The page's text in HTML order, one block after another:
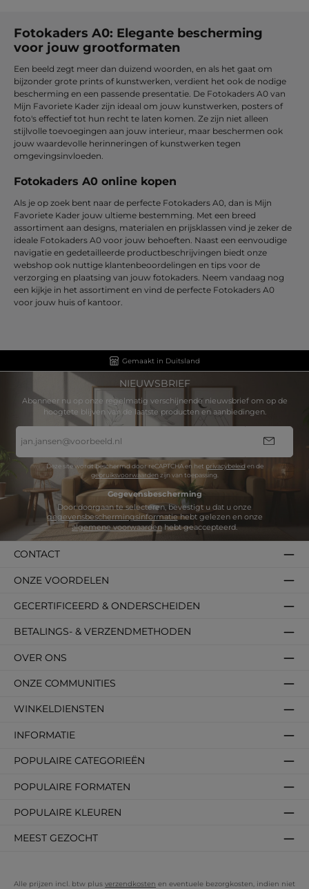
Fotokaders A0: Elegante bescherming
voor jouw grootformaten
Een beeld zegt meer dan duizend woorden, en als het gaat om
bijzonder grote prints of kunstwerken, verdient het ook de nodige
bescherming en een passende presentatie. De Fotokaders A0 van
Mijn Favoriete Kader zijn ideaal om jouw kunstwerken, posters of
foto's effectief tot hun recht te laten komen. Ze zijn niet alleen
stijlvolle toevoegingen aan jouw interieur, maar beschermen ook
jouw waardevolle herinneringen of kunstwerken tegen
omgevingsinvloeden.
Fotokaders A0 online kopen
Als je op zoek bent naar de perfecte Fotokaders A0, dan is Mijn
Favoriete Kader jouw ultieme bestemming. Met een breed
assortiment aan designs, materialen en prijsklassen vind je zeker de
ideale Fotokaders A0 voor jouw behoeften. Naast een eenvoudige
navigatie en gedetailleerde productbeschrijvingen biedt onze
webshop ook nuttige klantenbeoordelingen en tips voor de
verzorging en plaatsing van jouw fotokaders. Neem vandaag nog
een kijkje in het assortiment en vind de perfecte Fotokaders A0
voor jouw huis of kantoor.
Gemaakt in Duitsland
NIEUWSBRIEF
Abonneer nu op onze regelmatig verschijnende nieuwsbrief om op de
hoogtete blijven van de laatste producten en aanbiedingen.
mailadres
*
Deze site wordt beschermd door reCAPTCHA en het privacybeleid en de
gebruiksvoorwaarden zijn van toepassing.
Gegevensbescherming
gegevensbeschermingsinformatie
algemene voorwaardenhebt geaccepteerd.
CONTACT
WINKELDIENSTEN
INFORMATIE
POPULAIRE CATEGORIEËN
POPULAIRE FORMATEN
POPULAIRE KLEUREN
MEEST GEZOCHT
BETALINGS- & VERZENDMETHODEN
OVER ONS
GECERTIFICEERD & ONDERSCHEIDEN
ONZE VOORDELEN
ONZE COMMUNITIES
Alle prijzen incl. btw plus verzendkosten en eventuele bezorgkosten, indien niet